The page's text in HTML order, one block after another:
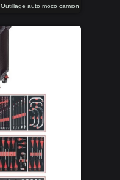
Outillage auto moco camion